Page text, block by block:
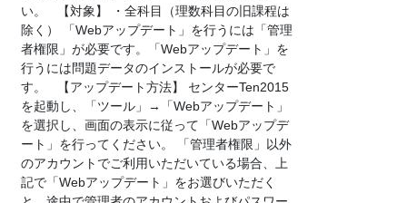
い。 【対象】 ・全科目（理数科目の旧課程は
除く） 「Webアップデート」を行うには「管理
者権限」が必要です。「Webアップデート」を
行うには問題データのインストールが必要で
す。 【アップデート方法】 センターTen2015
を起動し、「ツール」→「Webアップデート」
を選択し、画面の表示に従って「Webアップデ
ート」を行ってください。 「管理者権限」以外
のアカウントでご利用いただいている場合、上
記で「Webアップデート」をお選びいただく